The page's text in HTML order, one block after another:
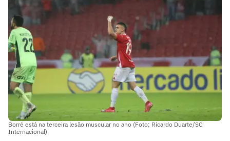
Borré está na terceira lesão muscular no ano (Foto; Ricardo Duarte/SC
Internacional)